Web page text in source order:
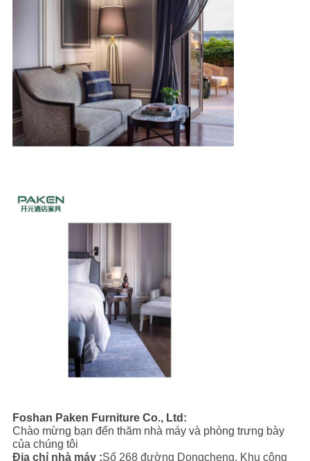
Foshan Paken Furniture Co., Ltd:
Chào mừng bạn đến thăm nhà máy và phòng trưng bày
của chúng tôi
Địa chỉ nhà máy :Số 268 đường Dongcheng, Khu công